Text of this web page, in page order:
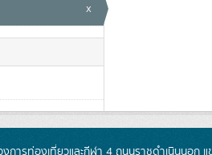
x
การท่องเที่ยวและกีฬา 4 ถนนราชดำเนินนอก